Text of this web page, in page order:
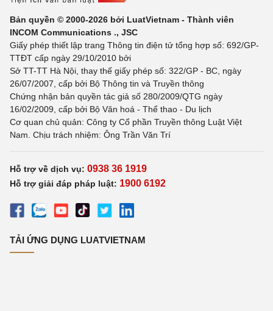
Bản quyền © 2000-2026 bởi LuatVietnam - Thành viên
INCOM Communications ., JSC
Giấy phép thiết lập trang Thông tin điện tử tổng hợp số: 692/GP-
TTĐT cấp ngày 29/10/2010 bởi
Sở TT-TT Hà Nội, thay thế giấy phép số: 322/GP - BC, ngày
26/07/2007, cấp bởi Bộ Thông tin và Truyền thông
Chứng nhận bản quyền tác giả số 280/2009/QTG ngày
16/02/2009, cấp bởi Bộ Văn hoá - Thể thao - Du lịch
Cơ quan chủ quản: Công ty Cổ phần Truyền thông Luật Việt
Nam. Chịu trách nhiệm: Ông Trần Văn Trí
Hỗ trợ về dịch vụ: 0938 36 1919
Hỗ trợ giải đáp pháp luật: 1900 6192
TẢI ỨNG DỤNG LUATVIETNAM